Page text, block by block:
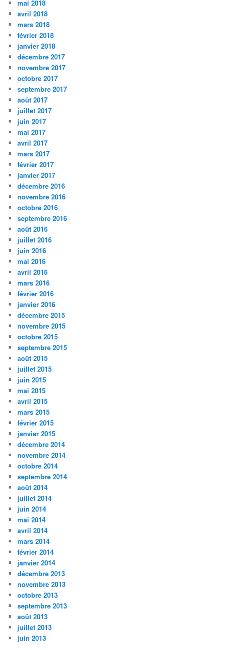
mai 2018
avril 2018
mars 2018
février 2018
janvier 2018
décembre 2017
novembre 2017
octobre 2017
septembre 2017
août 2017
juillet 2017
juin 2017
mai 2017
avril 2017
mars 2017
février 2017
janvier 2017
décembre 2016
novembre 2016
octobre 2016
septembre 2016
août 2016
juillet 2016
juin 2016
mai 2016
avril 2016
mars 2016
février 2016
janvier 2016
décembre 2015
novembre 2015
octobre 2015
septembre 2015
août 2015
juillet 2015
juin 2015
mai 2015
avril 2015
mars 2015
février 2015
janvier 2015
décembre 2014
novembre 2014
octobre 2014
septembre 2014
août 2014
juillet 2014
juin 2014
mai 2014
avril 2014
mars 2014
février 2014
janvier 2014
décembre 2013
novembre 2013
octobre 2013
septembre 2013
août 2013
juillet 2013
juin 2013